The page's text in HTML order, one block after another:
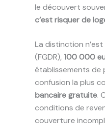
le découvert
c’est risquer de
La distinction
(FGDR), 100 000
établissements de
confusion la plus
bancaire gratuite.
conditions de
couverture